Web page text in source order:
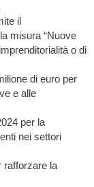
il
misura “Nuove
o di
di euro per
e alle
per la
nei settori
rafforzare la